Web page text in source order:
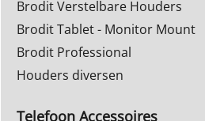
Brodit Verstelbare Houders
Brodit Tablet - Monitor Mount
Brodit Professional
Houders diversen
Telefoon Accessoires